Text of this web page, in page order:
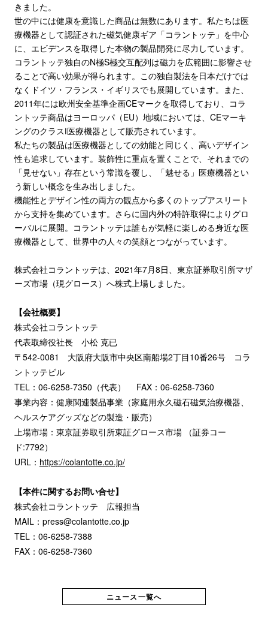
きました。
世の中には健康を意識した商品は無数にあります。私たちは医
療機器として認証された磁気健康ギア「コラントッテ」を中心
に、エビデンスを取得した本物の製品開発に尽力しています。
コラントッテ独自のN極S極交互配列は磁力を広範囲に影響させ
ることで高い効果が得られます。この独自製法を日本だけでは
なくドイツ・フランス・イギリスでも展開しています。また、
2011年には欧州安全基準企画CEマークを取得しており、コラ
ントッテ商品はヨーロッパ（EU）地域においては、CEマーキ
ングのクラスⅠ医療機器として販売されています。
私たちの製品は医療機器としての効能と同じく、高いデザイン
性も追求しています。装飾性に重点を置くことで、それまでの
「見せない」存在という常識を覆し、「魅せる」医療機器とい
う新しい概念を生み出しました。
機能性とデザイン性の両方の観点から多くのトップアスリート
から支持を集めています。さらに国内外の特許取得によりグロ
ーバルに展開。コラントッテは誰もが気軽に楽しめる身近な医
療機器として、世界中の人々の笑顔とつながっています。
株式会社コラントッテは、2021年7月8日、東京証券取引所マザ
ーズ市場（現グロース）へ株式上場しました。
【会社概要】
株式会社コラントッテ
代表取締役社長 小松 克已
〒542-0081 大阪府大阪市中央区南船場2丁目10番26号 コラ
ントッテビル
TEL：06-6258-7350（代表）
FAX：06-6258-7360
事業内容：健康関連製品事業（家庭用永久磁石磁気治療機器、
ヘルスケアグッズなどの製造・販売）
上場市場：東京証券取引所東証グロース市場 （証券コー
ド:7792）
URL： https://colantotte.co.jp/
【本件に関するお問い合せ】
株式会社コラントッテ 広報担当
MAIL：press@colantotte.co.jp
TEL：06-6258-7388
FAX：06-6258-7360
ニュース一覧へ